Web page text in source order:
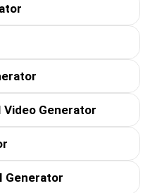
Video Generator
Generator